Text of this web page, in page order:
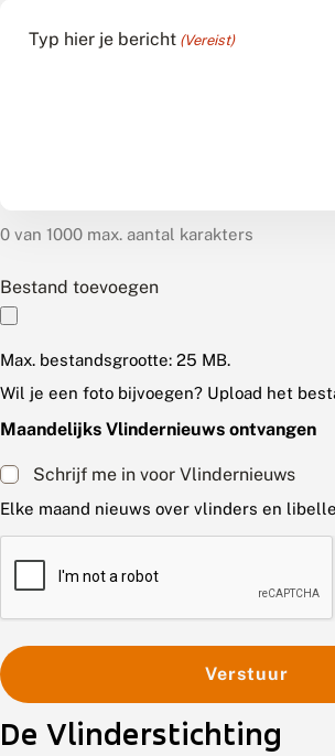
Typ hier je bericht (Vereist)
0 van 1000 max. aantal karakters
Bestand toevoegen
Max. bestandsgrootte: 25 MB.
Wil je een foto bijvoegen? Upload het
Maandelijks Vlindernieuws ontvangen
Schrijf me in voor Vlindernieuws
Elke maand nieuws over vlinders en
C
C
A
Verstuur
De Vlinderstichting